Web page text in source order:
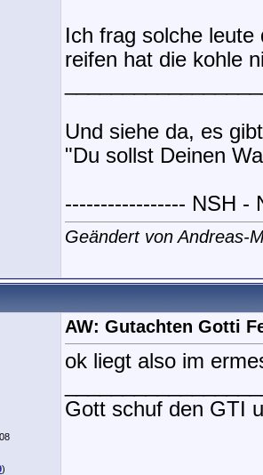
Ich frag solche
reifen hat die kohle
Und siehe da, es
"Du sollst Deinen
----------------- NSH -
Geändert von Andreas-
)
AW: Gutachten Gotti
ok liegt also im
Gott schuf den GTI